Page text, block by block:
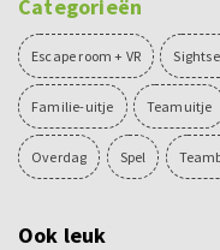
Categorieën
Escape room + VR
Familie-uitje Teamuitje
Overdag Spel
Ook leuk